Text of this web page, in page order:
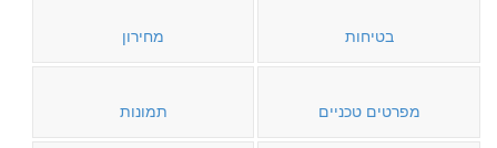
בטיחות מחירון
מפרטים טכניים תמונות